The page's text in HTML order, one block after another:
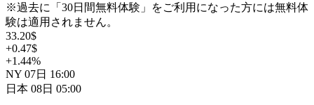
※過去に「30日間無料体験」をご利用になった方には無料体
験は適用されません。
33.20$
+0.47$
+1.44%
NY 07日 16:00
日本 08日 05:00